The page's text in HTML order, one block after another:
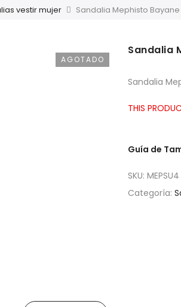
vestir mujer Sandalia Mephisto Bayane
AGOTADO
Sandalia
Sandalia
THIS
Guía de
SKU: MEPSU4
Categoría: